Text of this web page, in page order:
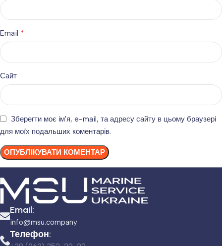
Email *
Сайт
Зберегти моє ім'я, e-mail, та адресу сайту в цьому браузері
для моїх подальших коментарів.
Email:
info@msu.company
Телефон: